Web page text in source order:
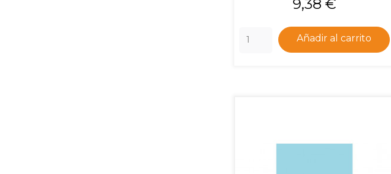
Precio
9,38 €
Añadir al carrito